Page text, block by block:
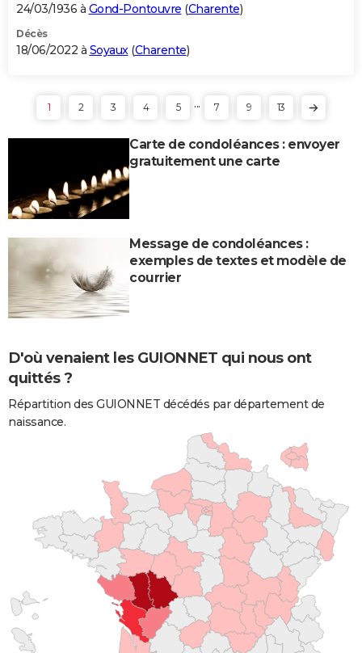
24/03/1936 à Gond-Pontouvre (Charente)
Décès
18/06/2022 à Soyaux (Charente)
1 2 3 4 5 ... 7 9 13
Carte de condoléances : envoyer
gratuitement une carte
Message de condoléances :
exemples de textes et modèle de
courrier
D'où venaient les GUIONNET qui nous ont
quittés ?
Répartition des GUIONNET décédés par département de
naissance.